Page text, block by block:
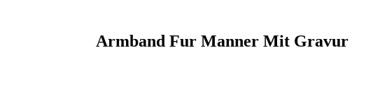
Armband Fur Manner Mit Gravur